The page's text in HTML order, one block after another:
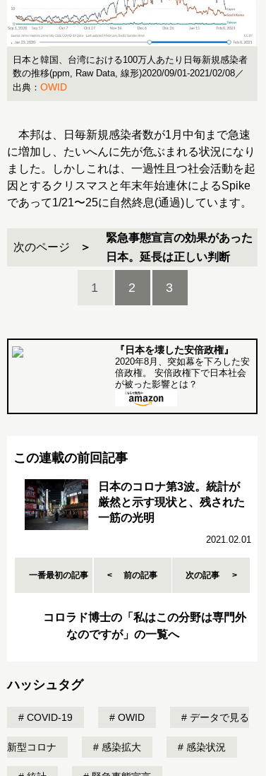
日本と韓国、台湾における100万人あたり日毎新規感染者
数の推移(ppm, Raw Data, 線形)2020/09/01-2021/02/08／
出典： OWID
本邦は、日毎新規感染者数が1月中旬まで急速
に増加し、たいへんに先が危ぶまれる状況になり
ました。しかしこれは、一過性且つ社会活動を起
因とするクリスマスと年末年始連休によるSpike
であって1/21〜25に自然終息(通過)しています。
次のページ
緊急事態宣言の効果があった
日本。延長は正しい判断
1 2 3
『日本を壊した安倍政権』
2020年8月、突如幕を下ろした安
倍政権。 安倍政権下で日本社会
が被った影響とは？
この連載の前回記事
日本のコロナ第3波。統計が
厳然と示す現状と、残された
一筋の光明
2021.02.01
一番最初の記事 前の記事 次の記事
コロラド博士の「私はこの分野は専門外
なのですが」の一覧へ
ハッシュタグ
COVID-19 OWID データで見る
新型コロナ 感染拡大 感染状況